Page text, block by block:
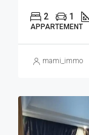
2 1
APPARTEMENT
mami_immo